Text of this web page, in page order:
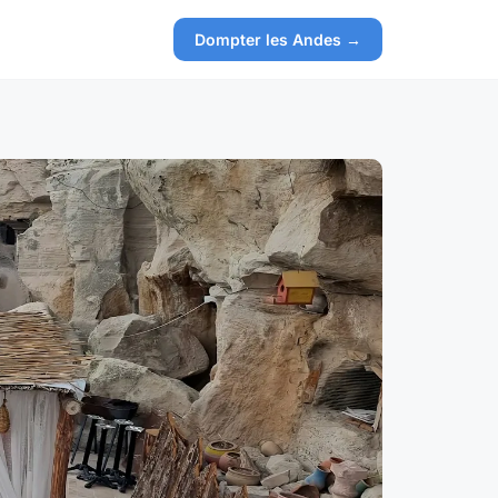
Dompter les Andes →